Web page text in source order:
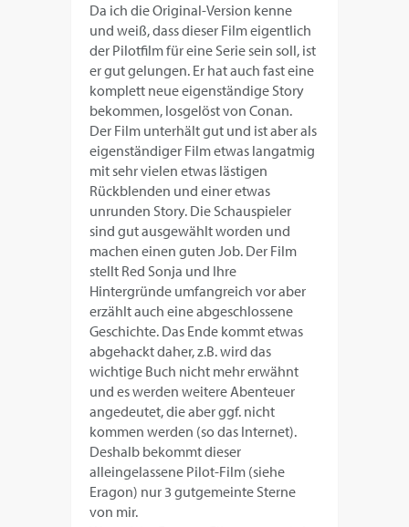
Da ich die Original-Version kenne
und weiß, dass dieser Film eigentlich
der Pilotfilm für eine Serie sein soll, ist
er gut gelungen. Er hat auch fast eine
komplett neue eigenständige Story
bekommen, losgelöst von Conan.
Der Film unterhält gut und ist aber als
eigenständiger Film etwas langatmig
mit sehr vielen etwas lästigen
Rückblenden und einer etwas
unrunden Story. Die Schauspieler
sind gut ausgewählt worden und
machen einen guten Job. Der Film
stellt Red Sonja und Ihre
Hintergründe umfangreich vor aber
erzählt auch eine abgeschlossene
Geschichte. Das Ende kommt etwas
abgehackt daher, z.B. wird das
wichtige Buch nicht mehr erwähnt
und es werden weitere Abenteuer
angedeutet, die aber ggf. nicht
kommen werden (so das Internet).
Deshalb bekommt dieser
alleingelassene Pilot-Film (siehe
Eragon) nur 3 gutgemeinte Sterne
von mir.